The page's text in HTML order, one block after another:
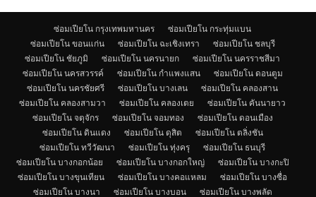
ซ่อมเปียโน กรุงเทพมหานคร
ซ่อมเปียโน กระทุ่มแบน
ซ่อมเปียโน ขอนแก่น
ซ่อมเปียโน ฉะเชิงเทรา
ซ่อมเปียโน ชลบุรี
ซ่อมเปียโน ชัยภูมิ
ซ่อมเปียโน นครนายก
ซ่อมเปียโน นครราชสีมา
ซ่อมเปียโน นครสวรรค์
ซ่อมเปียโน กำแพงแสน
ซ่อมเปียโน ดอนตูม
ซ่อมเปียโน นครชัยศรี
ซ่อมเปียโน บางเลน
ซ่อมเปียโน คลองสาน
ซ่อมเปียโน คลองสามวา
ซ่อมเปียโน คลองเตย
ซ่อมเปียโน คันนายาว
ซ่อมเปียโน จตุจักร
ซ่อมเปียโน จอมทอง
ซ่อมเปียโน ดอนเมือง
ซ่อมเปียโน ดินแดง
ซ่อมเปียโน ดุสิต
ซ่อมเปียโน ตลิ่งชัน
ซ่อมเปียโน ทวีวัฒนา
ซ่อมเปียโน ทุ่งครุ
ซ่อมเปียโน ธนบุรี
ซ่อมเปียโน บางกอกน้อย
ซ่อมเปียโน บางกอกใหญ่
ซ่อมเปียโน บางกะปิ
ซ่อมเปียโน บางขุนเทียน
ซ่อมเปียโน บางคอแหลม
ซ่อมเปียโน บางซื่อ
ซ่อมเปียโน บางนา
ซ่อมเปียโน บางบอน
ซ่อมเปียโน บางพลัด